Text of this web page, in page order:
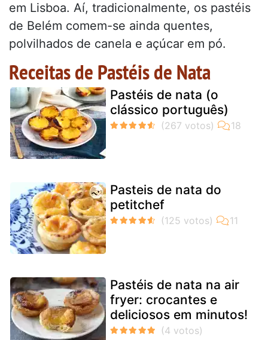
em Lisboa. Aí, tradicionalmente, os pastéis
de Belém comem-se ainda quentes,
polvilhados de canela e açúcar em pó.
Receitas de Pastéis de Nata
Pastéis de nata (o
clássico português)
Pasteis de nata do
petitchef
Pastéis de nata na air
fryer: crocantes e
deliciosos em minutos!